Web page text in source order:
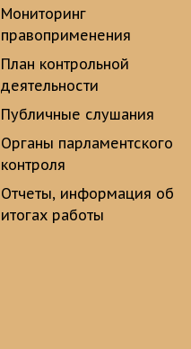
Мониторинг
правоприменения
План контрольной
деятельности
Публичные слушания
Органы парламентского
контроля
Отчеты, информация об
итогах работы